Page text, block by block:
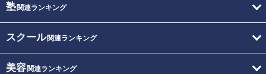
塾関連ランキング
スクール関連ランキング
美容関連ランキング